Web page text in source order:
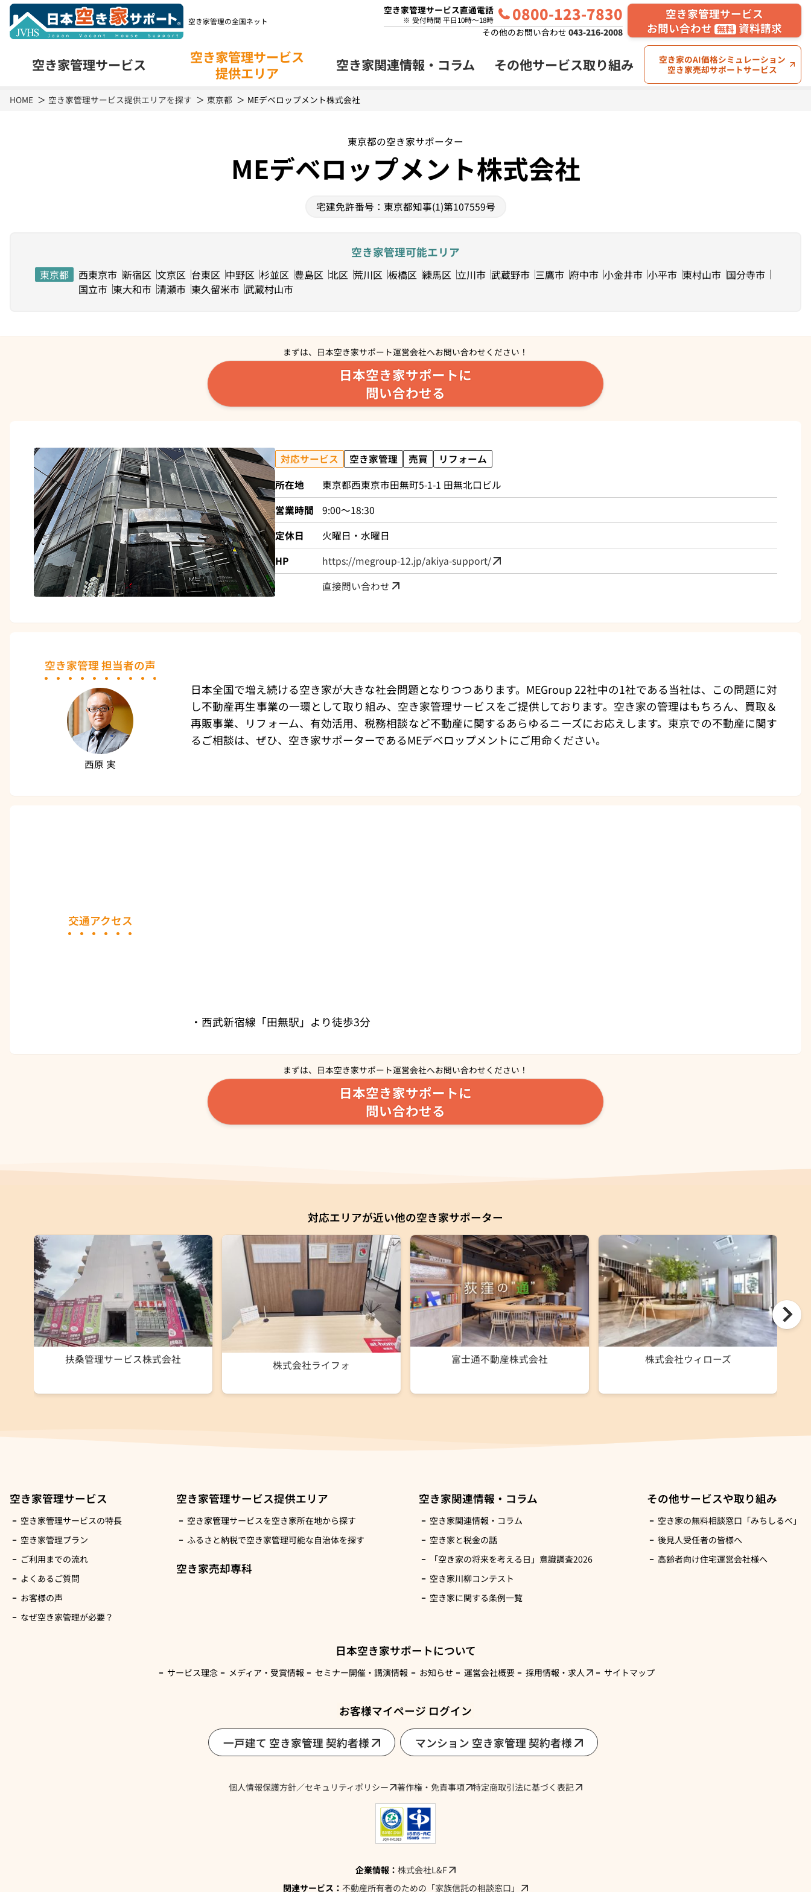
空き家管理の全国ネット
空き家管理サービス
お問い合わせ 無料 資料請求
空き家管理サービス直通電話
※ 受付時間 平日10時～18時 0800-123-7830
その他のお問い合わせ 043-216-2008
空き家管理サービス
空き家管理サービス
提供エリア
空き家関連情報・ コラム その他サービス取り組み
空き家のAI価格シミュレーション
空き家売却サポートサービス
HOME 空き家管理サービス提供エリアを探す 東京都 MEデベロップメント株式会社
東京都の空き家サポーター
MEデベロップメント株式会社
宅建免許番号：東京都知事(1)第107559号
空き家管理可能エリア
東京都 西東京市 新宿区 文京区 台東区 中野区 杉並区 豊島区 北区 荒川区 板橋区 練馬区 立川市 武蔵野市 三鷹市 府中市 小金井市 小平市 東村山市 国分寺市
国立市 東大和市 清瀬市 東久留米市 武蔵村山市
まずは、日本空き家サポート運営会社へお問い合わせください！
日本空き家サポートに
問い合わせる
対応サービス 空き家管理 売買
リフォーム
所在地
東京都西東京市田無町5-1-1 田無北口ビル
営業時間
9:00～18:30
定休日
火曜日・水曜日
HP
https://megroup-12.jp/akiya-support/
直接問い合わせ
空き家管理 担当者の声
西原 実
日本全国で増え続ける空き家が大きな社会問題となりつつあります。MEGroup 22社中の1社である当社は、この問題に対
し不動産再生事業の一環として取り組み、空き家管理サービスをご提供しております。空き家の管理はもちろん、買取＆
再販事業、リフォーム、有効活用、税務相談など不動産に関するあらゆるニーズにお応えします。東京での不動産に関す
るご相談は、ぜひ、空き家サポーターであるMEデベロップメントにご用命ください。
交通アクセス
・西武新宿線「田無駅」より徒歩3分
まずは、日本空き家サポート運営会社へお問い合わせください！
日本空き家サポートに
問い合わせる
対応エリアが近い他の空き家サポーター
扶桑管理サービス株式会社 株式会社ライフォ 富士通不動産株式会社 株式会社ウィローズ
空き家管理サービス
空き家管理サービスの特長
空き家管理プラン
ご利用までの流れ
よくあるご質問
お客様の声
なぜ空き家管理が必要？
空き家管理サービス提供エリア
空き家管理サービスを空き家所在地から探す
ふるさと納税で空き家管理可能な自治体を探す
空き家売却専科
空き家関連情報・コラム
空き家関連情報・コラム
空き家と税金の話
「空き家の将来を考える日」意識調査2026
空き家川柳コンテスト
空き家に関する条例一覧
その他サービスや取り組み
空き家の無料相談窓口「みちしるべ」
後見人受任者の皆様へ
高齢者向け住宅運営会社様へ
日本空き家サポートについて
サービス理念 メディア・受賞情報 セミナー開催・講演情報 お知らせ 運営会社概要 採用情報・求人 サイトマップ
お客様マイページ ログイン
一戸建て 空き家管理 契約者様 マンション 空き家管理 契約者様
個人情報保護方針／セキュリティポリシー 著作権・免責事項 特定商取引法に基づく表記
企業情報： 株式会社L&F
関連サービス： 不動産所有者のための「家族信託の相談窓口」